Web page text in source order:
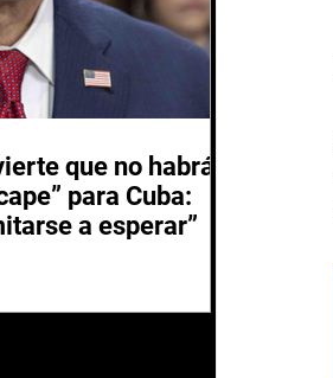
que no habrá
para Cuba:
a esperar”